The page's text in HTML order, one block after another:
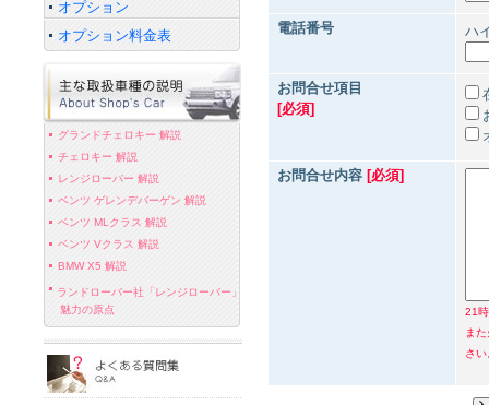
電話番号 ハ
お問合せ項目
[必須]
お問合せ内容 [必須]
21
ま
さい
オプション
オプション料金表
グランドチェロキー 解説
チェロキー 解説
レンジローバー 解説
ベンツ ゲレンデバーゲン 解説
ベンツ MLクラス 解説
ベンツ Vクラス 解説
BMW X5 解説
ランドローバー社「レンジローバー」
魅力の原点